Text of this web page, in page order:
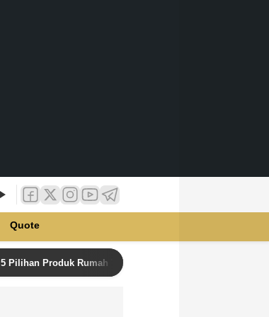
Quote
5 Pilihan Produk Rumah Tangga Terbaik di Unilever Store